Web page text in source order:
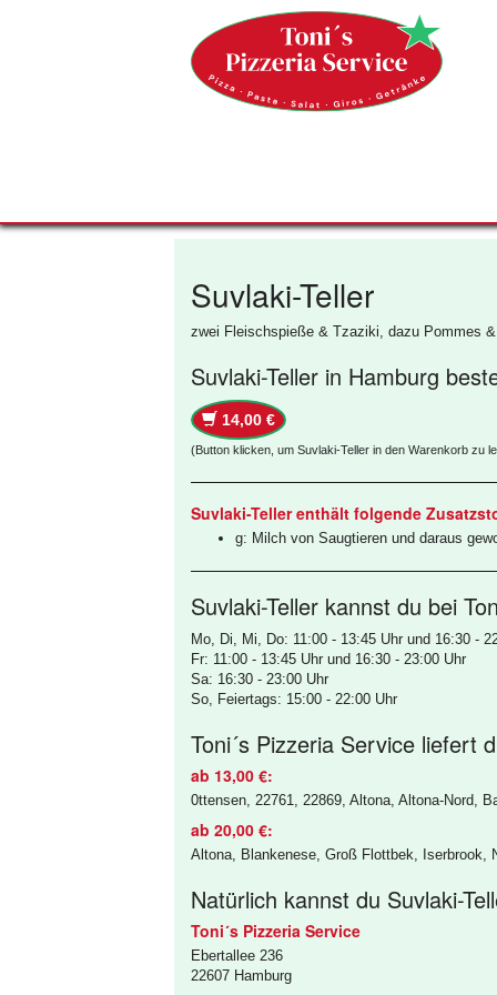
Suvlaki-Teller
zwei Fleischspieße & Tzaziki, dazu Pommes
Suvlaki-Teller in Hamburg
14,00 €
(Button klicken, um Suvlaki-Teller in den Warenkorb zu
Suvlaki-Teller enthält folgende
g: Milch von Saugtieren und daraus
Suvlaki-Teller kannst du bei
Mo, Di, Mi, Do: 11:00 - 13:45 Uhr und 16:30 -
Fr: 11:00 - 13:45 Uhr und 16:30 - 23:00 Uhr
Sa: 16:30 - 23:00 Uhr
So, Feiertags: 15:00 - 22:00 Uhr
Toni´s Pizzeria Service liefert
ab 13,00 €:
0ttensen, 22761, 22869, Altona, Altona-Nord,
ab 20,00 €:
Altona, Blankenese, Groß Flottbek, Iserbrook,
Natürlich kannst du Suvlaki-
Toni´s Pizzeria Service
Ebertallee 236
22607 Hamburg